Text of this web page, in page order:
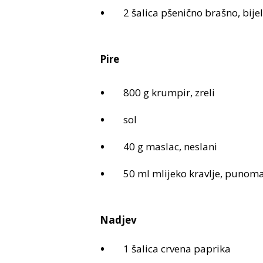
2 šalica pšenično brašno,
Pire
800 g krumpir, zreli
sol
40 g maslac, neslani
50 ml mlijeko kravlje,
Nadjev
1 šalica crvena paprika